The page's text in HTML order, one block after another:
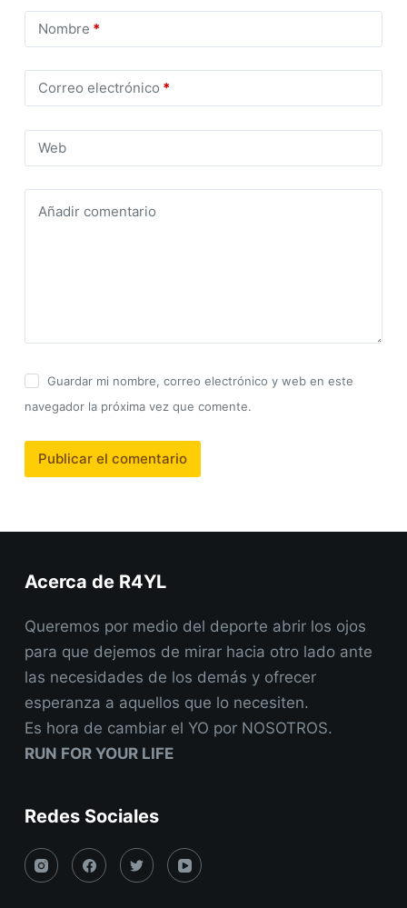
Nombre *
Correo electrónico *
Web
Añadir comentario
Guardar mi nombre, correo electrónico y web en este
navegador la próxima vez que comente.
Publicar el comentario
Acerca de R4YL
Queremos por medio del deporte abrir los ojos
para que dejemos de mirar hacia otro lado ante
las necesidades de los demás y ofrecer
esperanza a aquellos que lo necesiten.
Es hora de cambiar el YO por NOSOTROS.
RUN FOR YOUR LIFE
Redes Sociales